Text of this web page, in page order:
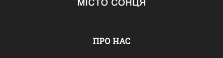
ПРО НАС